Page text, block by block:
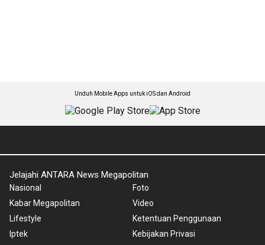
Unduh Mobile Apps untuk iOS dan Android
Jelajahi ANTARA News Megapolitan
Nasional
Kabar Megapolitan
Lifestyle
Iptek
Foto
Video
Ketentuan Penggunaan
Kebijakan Privasi